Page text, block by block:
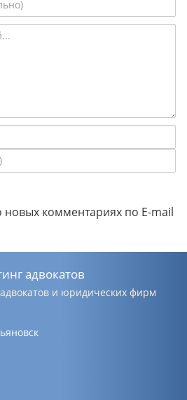
комментариях по E-mail
адвокатов
и юридических фирм